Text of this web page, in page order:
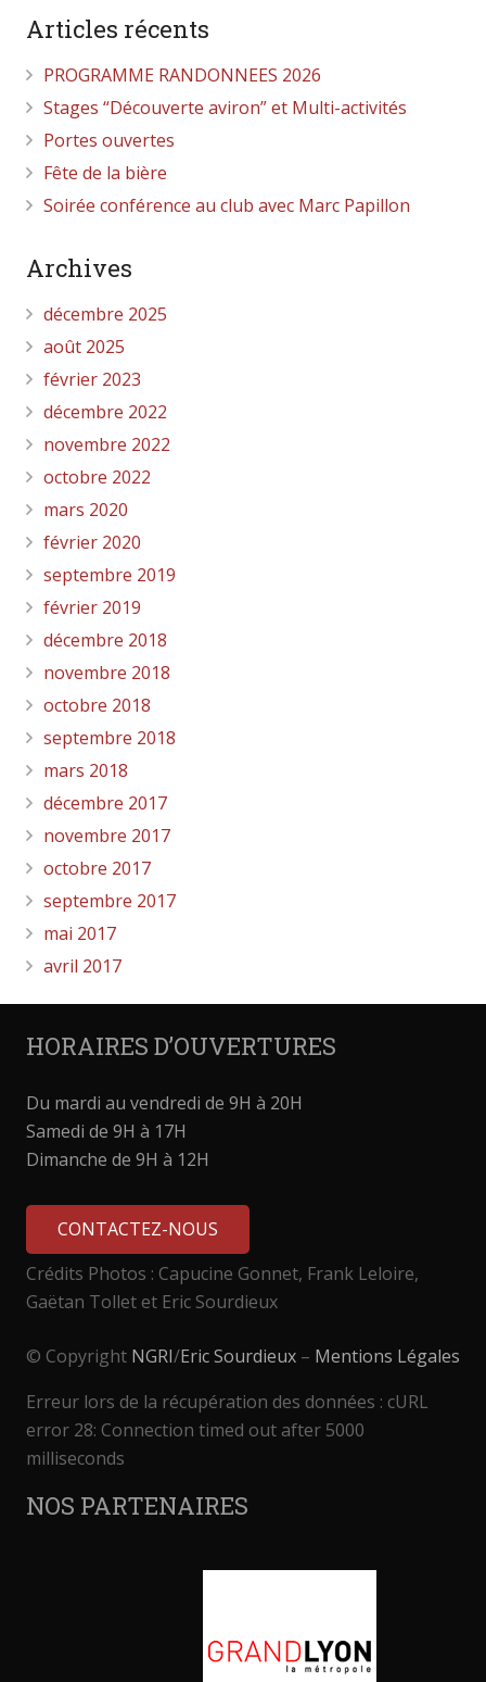
Articles récents
PROGRAMME RANDONNEES 2026
Stages “Découverte aviron” et Multi-activités
Portes ouvertes
Fête de la bière
Soirée conférence au club avec Marc Papillon
Archives
décembre 2025
août 2025
février 2023
décembre 2022
novembre 2022
octobre 2022
mars 2020
février 2020
septembre 2019
février 2019
décembre 2018
novembre 2018
octobre 2018
septembre 2018
mars 2018
décembre 2017
novembre 2017
octobre 2017
septembre 2017
mai 2017
avril 2017
HORAIRES D’OUVERTURES
Du mardi au vendredi de 9H à 20H
Samedi de 9H à 17H
Dimanche de 9H à 12H
CONTACTEZ-NOUS
Crédits Photos : Capucine Gonnet, Frank Leloire,
Gaëtan Tollet et Eric Sourdieux
© Copyright NGRI/Eric Sourdieux – Mentions Légales
Erreur lors de la récupération des données : cURL
error 28: Connection timed out after 5000
milliseconds
NOS PARTENAIRES